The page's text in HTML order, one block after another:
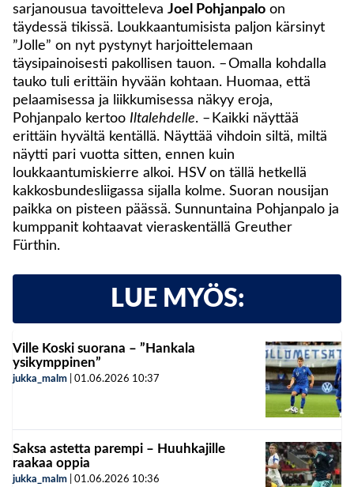
sarjanousua tavoitteleva Joel Pohjanpalo on
täydessä tikissä. Loukkaantumisista paljon kärsinyt
”Jolle” on nyt pystynyt harjoittelemaan
täysipainoisesti pakollisen tauon. – Omalla kohdalla
tauko tuli erittäin hyvään kohtaan. Huomaa, että
pelaamisessa ja liikkumisessa näkyy eroja,
Pohjanpalo kertoo Iltalehdelle. – Kaikki näyttää
erittäin hyvältä kentällä. Näyttää vihdoin siltä, miltä
näytti pari vuotta sitten, ennen kuin
loukkaantumiskierre alkoi. HSV on tällä hetkellä
kakkosbundesliigassa sijalla kolme. Suoran nousijan
paikka on pisteen päässä. Sunnuntaina Pohjanpalo ja
kumppanit kohtaavat vieraskentällä Greuther
Fürthin.
LUE MYÖS:
Ville Koski suorana – ”Hankala
ysikymppinen”
jukka_malm 01.06.2026 10:37
Saksa astetta parempi – Huuhkajille
raakaa oppia
jukka_malm 01.06.2026 10:36